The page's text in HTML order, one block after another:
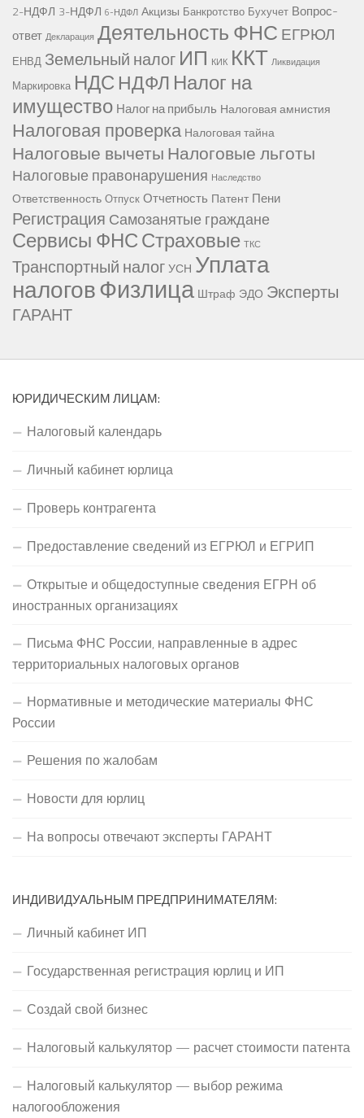
2-НДФЛ 3-НДФЛ 6-НДФЛ Акцизы Банкротство Бухучет Вопрос-
ответ Декларация Деятельность ФНС ЕГРЮЛ
ЕНВД Земельный налог ИП КИК ККТ Ликвидация
Маркировка НДС НДФЛ Налог на
имущество Налог на прибыль Налоговая амнистия
Налоговая проверка Налоговая тайна
Налоговые вычетыНалоговые льготы
Налоговые правонарушения Наследство
Ответственность Отпуск Отчетность Патент Пени
Регистрация Самозанятые граждане
Сервисы ФНССтраховые ТКС
Транспортный налогУСН Уплата
налоговФизлица Штраф ЭДО Эксперты
ГАРАНТ
ЮРИДИЧЕСКИМ ЛИЦАМ:
Налоговый календарь
Личный кабинет юрлица
Проверь контрагента
Предоставление сведений из ЕГРЮЛ и ЕГРИП
Открытые и общедоступные сведения ЕГРН об
иностранных организациях
Письма ФНС России, направленные в адрес
территориальных налоговых органов
Нормативные и методические материалы ФНС
России
Решения по жалобам
Новости для юрлиц
На вопросы отвечают эксперты ГАРАНТ
ИНДИВИДУАЛЬНЫМ ПРЕДПРИНИМАТЕЛЯМ:
Личный кабинет ИП
Государственная регистрация юрлиц и ИП
Создай свой бизнес
Налоговый калькулятор — расчет стоимости патента
Налоговый калькулятор — выбор режима
налогообложения